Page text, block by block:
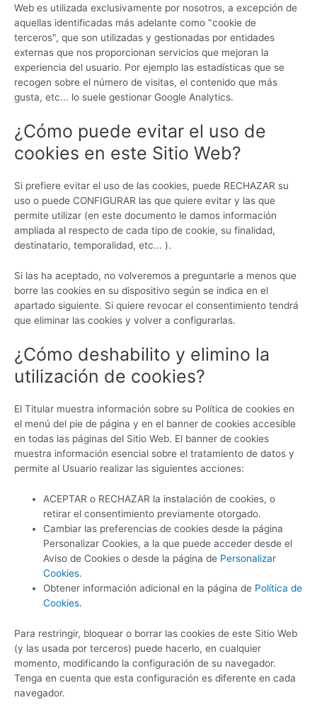
Web es utilizada exclusivamente por nosotros, a excepción de
aquellas identificadas más adelante como "cookie de
terceros", que son utilizadas y gestionadas por entidades
externas que nos proporcionan servicios que mejoran la
experiencia del usuario. Por ejemplo las estadísticas que se
recogen sobre el número de visitas, el contenido que más
gusta, etc... lo suele gestionar Google Analytics.
¿Cómo puede evitar el uso de
cookies en este Sitio Web?
Si prefiere evitar el uso de las cookies, puede RECHAZAR su
uso o puede CONFIGURAR las que quiere evitar y las que
permite utilizar (en este documento le damos información
ampliada al respecto de cada tipo de cookie, su finalidad,
destinatario, temporalidad, etc... ).
Si las ha aceptado, no volveremos a preguntarle a menos que
borre las cookies en su dispositivo según se indica en el
apartado siguiente. Si quiere revocar el consentimiento tendrá
que eliminar las cookies y volver a configurarlas.
¿Cómo deshabilito y elimino la
utilización de cookies?
El Titular muestra información sobre su Política de cookies en
el menú del pie de página y en el banner de cookies accesible
en todas las páginas del Sitio Web. El banner de cookies
muestra información esencial sobre el tratamiento de datos y
permite al Usuario realizar las siguientes acciones:
ACEPTAR o RECHAZAR la instalación de cookies, o
retirar el consentimiento previamente otorgado.
Cambiar las preferencias de cookies desde la página
Personalizar Cookies, a la que puede acceder desde el
Aviso de Cookies o desde la página de Personalizar
Cookies.
Obtener información adicional en la página de Política de
Cookies.
Para restringir, bloquear o borrar las cookies de este Sitio Web
(y las usada por terceros) puede hacerlo, en cualquier
momento, modificando la configuración de su navegador.
Tenga en cuenta que esta configuración es diferente en cada
navegador.